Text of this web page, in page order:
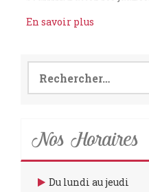
En savoir plus
Rechercher :
Nos Horaires
Du lundi au jeudi